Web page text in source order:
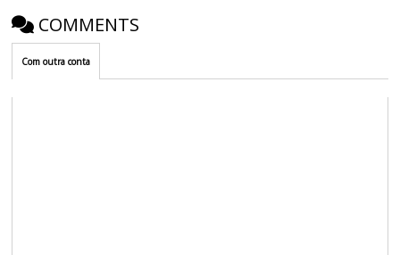
COMMENTS
Com outra conta